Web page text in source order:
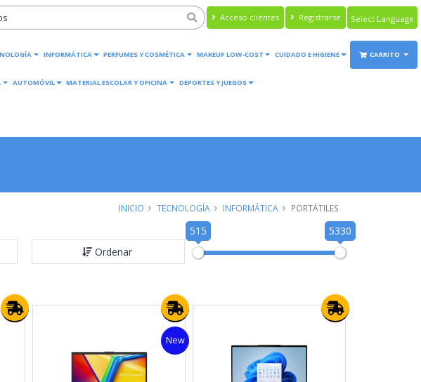
Acceso clientes Registrarse
Translate
INFORMÁTICA PERFUMES Y COSMÉTICA MAKEUP LOW-COST CUIDADO E HIGIENE
AUTOMÓVIL MATERIAL ESCOLAR Y OFICINA DEPORTES Y JUEGOS
CARRITO
INICIO TECNOLOGÍA INFORMÁTICA PORTÁTILES
Ordenar
515 5330
New